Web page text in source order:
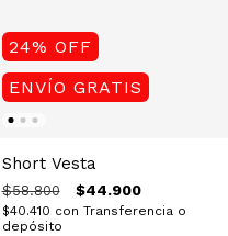
24% OFF
ENVÍO GRATIS
Short Vesta
$58.800 $44.900
$40.410 con Transferencia o
depósito